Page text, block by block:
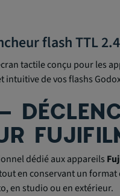
flash TTL
tactile conçu pour les
intuitive de vos flashs
dédié aux appareils
en conservant un
en studio ou en extérieur.